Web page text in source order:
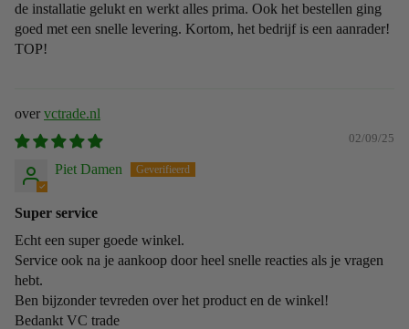
de installatie gelukt en werkt alles prima. Ook het bestellen ging
goed met een snelle levering. Kortom, het bedrijf is een aanrader!
TOP!
vctrade.nl
02/09/25
Piet Damen
Super service
Echt een super goede winkel.
Service ook na je aankoop door heel snelle reacties als je vragen
hebt.
Ben bijzonder tevreden over het product en de winkel!
Bedankt VC trade